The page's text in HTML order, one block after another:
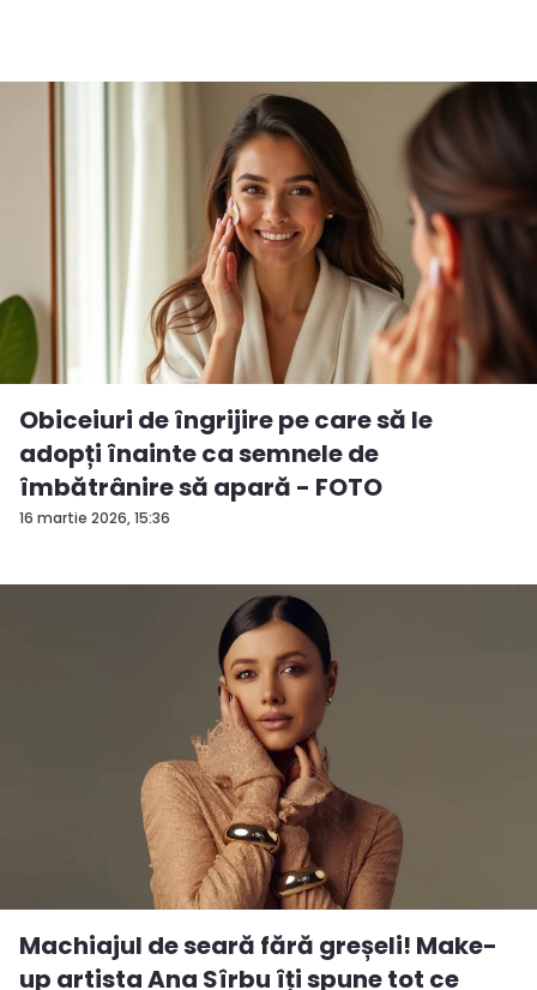
16 martie 2026, 15:36
Obiceiuri de îngrijire pe care să le
adopți înainte ca semnele de
îmbătrânire să apară - FOTO
Machiajul de seară fără greșeli! Make-
up artista Ana Sîrbu îți spune tot ce